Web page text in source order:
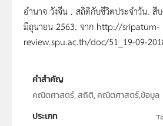
อำนาจ วังจีน . สถิติกับชีวิตประจำวัน. สื
มิถุนายน 2563. จาก http://sripatum-
review.spu.ac.th/doc/51_19-09-
คำสำคัญ
คณิตศาสตร์, สถิติ, คณิตศาสตร์,ข้อมูล
ประเภท